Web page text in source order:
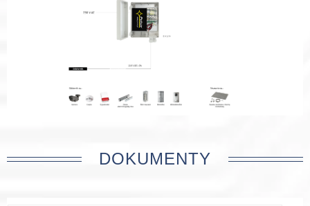
DOKUMENTY